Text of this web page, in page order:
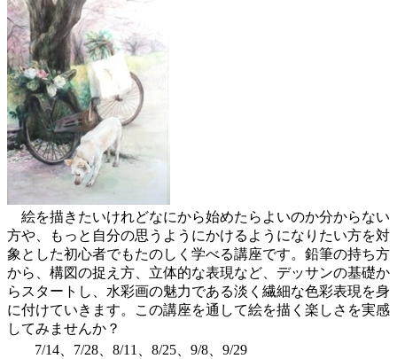
絵を描きたいけれどなにから始めたらよいのか分からない
方や、もっと自分の思うようにかけるようになりたい方を対
象とした初心者でもたのしく学べる講座です。鉛筆の持ち方
から、構図の捉え方、立体的な表現など、デッサンの基礎か
らスタートし、水彩画の魅力である淡く繊細な色彩表現を身
に付けていきます。この講座を通して絵を描く楽しさを実感
してみませんか？
7/14、7/28、8/11、8/25、9/8、9/29